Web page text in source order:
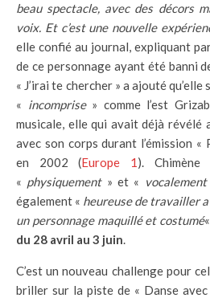
beau spectacle, avec des décors
voix. Et c’est une nouvelle
elle confié au journal, expliquant
de ce personnage ayant été banni
« J’irai te chercher » a ajouté
« incomprise» comme l’est
musicale, elle qui avait déjà révélé
avec son corps durant l’émission «
en 2002 (Europe 1).
« physiquement» et « vocalement
également « heureuse de travailler
un personnage maquillé et costumé
du 28 avril au 3 juin.
C’est un nouveau challenge pour
briller sur la piste de « Danse